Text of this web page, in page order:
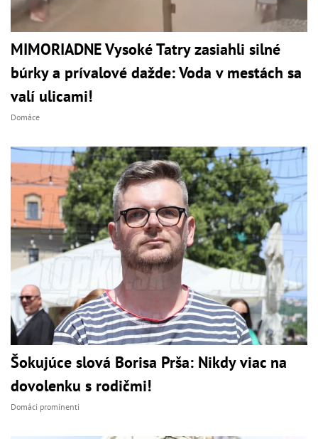
MIMORIADNE Vysoké Tatry zasiahli silné
búrky a prívalové dažde: Voda v mestách sa
valí ulicami!
Domáce
Šokujúce slová Borisa Prša: Nikdy viac na
dovolenku s rodičmi!
Domáci prominenti